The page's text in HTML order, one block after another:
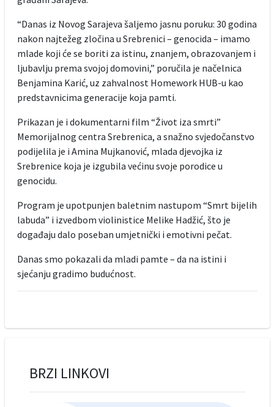
“Danas iz Novog Sarajeva šaljemo jasnu poruku: 30 godina
nakon najtežeg zločina u Srebrenici – genocida – imamo
mlade koji će se boriti za istinu, znanjem, obrazovanjem i
ljubavlju prema svojoj domovini,” poručila je načelnica
Benjamina Karić, uz zahvalnost Homework HUB-u kao
predstavnicima generacije koja pamti.
Prikazan je i dokumentarni film “Život iza smrti”
Memorijalnog centra Srebrenica, a snažno svjedočanstvo
podijelila je i Amina Mujkanović, mlada djevojka iz
Srebrenice koja je izgubila većinu svoje porodice u
genocidu.
Program je upotpunjen baletnim nastupom “Smrt bijelih
labuda” i izvedbom violinistice Melike Hadžić, što je
događaju dalo poseban umjetnički i emotivni pečat.
Danas smo pokazali da mladi pamte – da na istini i
sjećanju gradimo budućnost.
BRZI LINKOVI